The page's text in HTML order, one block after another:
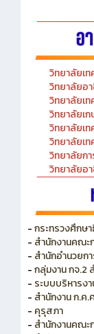
วิทยาลัยเ
วิทยาลัยอ
วิทยาลัยเ
วิทยาลัยเก
วิทยาลัยเท
วิทยาลัยเ
วิทยาลัยก
วิทยาลัย
- กระทรวงศึกษ
- สำนักงานคณะ
- สำนักอำนวยก
- กลุ่มงาน กจ.2
- ระบบบริหารง
- สำนักงาน ก.ค.ศ.
- คุรุสภา